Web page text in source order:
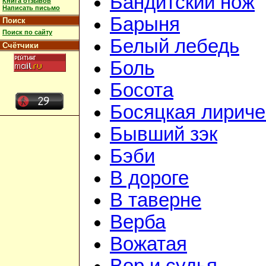
Написать письмо
Поиск
Поиск по сайту
Счётчики
Барыня
Белый лебедь
Боль
Босота
Босяцкая
Бывший зэк
Бэби
В дороге
В таверне
Верба
Вожатая